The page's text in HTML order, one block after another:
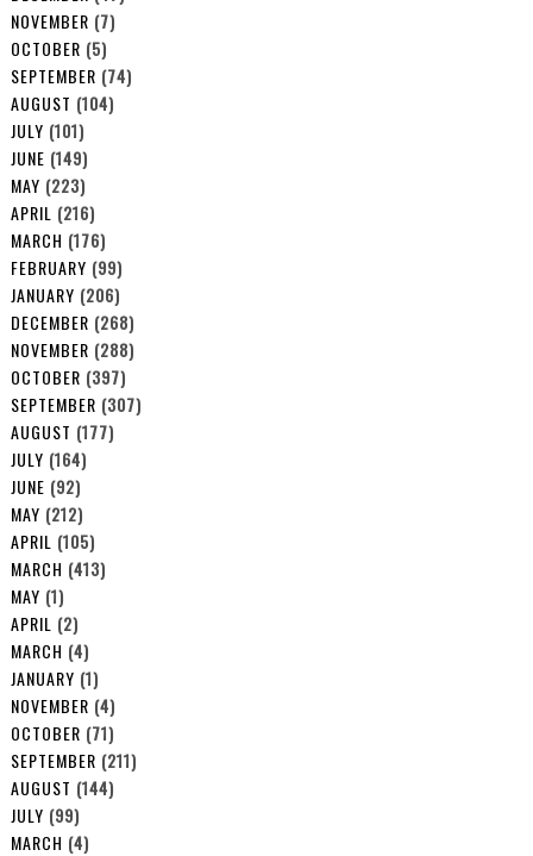
NOVEMBER (7)
OCTOBER (5)
SEPTEMBER (74)
AUGUST (104)
JULY (101)
JUNE (149)
MAY (223)
APRIL (216)
MARCH (176)
FEBRUARY (99)
JANUARY (206)
DECEMBER (268)
NOVEMBER (288)
OCTOBER (397)
SEPTEMBER (307)
AUGUST (177)
JULY (164)
JUNE (92)
MAY (212)
APRIL (105)
MARCH (413)
MAY (1)
APRIL (2)
MARCH (4)
JANUARY (1)
NOVEMBER (4)
OCTOBER (71)
SEPTEMBER (211)
AUGUST (144)
JULY (99)
MARCH (4)